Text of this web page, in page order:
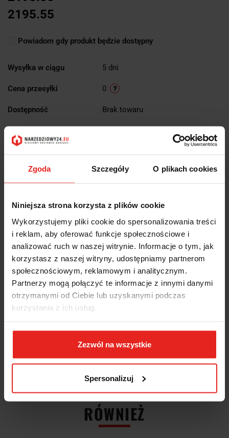
Zgoda Szczegóły O plikach cookies
Niniejsza strona korzysta z plików cookie
Wykorzystujemy pliki cookie do spersonalizowania treści
i reklam, aby oferować funkcje społecznościowe i
analizować ruch w naszej witrynie. Informacje o tym, jak
korzystasz z naszej witryny, udostępniamy partnerom
społecznościowym, reklamowym i analitycznym.
Partnerzy mogą połączyć te informacje z innymi danymi
otrzymanymi od Ciebie lub uzyskanymi podczas
korzystania z ich usług.
Zezwól na wszystkie
Spersonalizuj
2195.55
Powiadom gdy produkt będzie dostępny
Wysyłka w ciągu 5 dni
Cena przesyłki 0
Dostępność Brak towaru
OPIS
INFORMACJE DOT.
BEZPIECZEŃSTWA
OPINIE I OCENY (0)
INNI KLIENCI KUPILI
RÓWNIEŻ